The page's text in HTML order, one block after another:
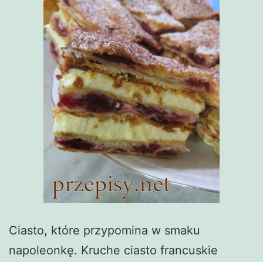
Ciasto, które przypomina w smaku
napoleonkę. Kruche ciasto francuskie